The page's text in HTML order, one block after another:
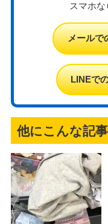
スマホな
メールで
LINEで
他にこんな記